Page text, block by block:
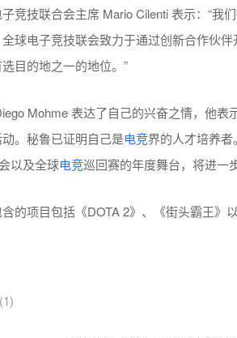
竞技联合会主席 Mario Cilenti 表示：“我
球电子竞技联会致力于通过创新合作伙
目的地之一的地位。”
Mohme 表达了自己的兴奋之情，他表
。秘鲁已证明自己是电竞界的人才培养
以及全球电竞巡回赛的年度舞台，将进一
的项目包括《DOTA 2》、《街头霸王》